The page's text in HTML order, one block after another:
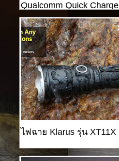
Qualcomm Quick Charge
3.0
ไฟฉาย Klarus รุ่น XT11X